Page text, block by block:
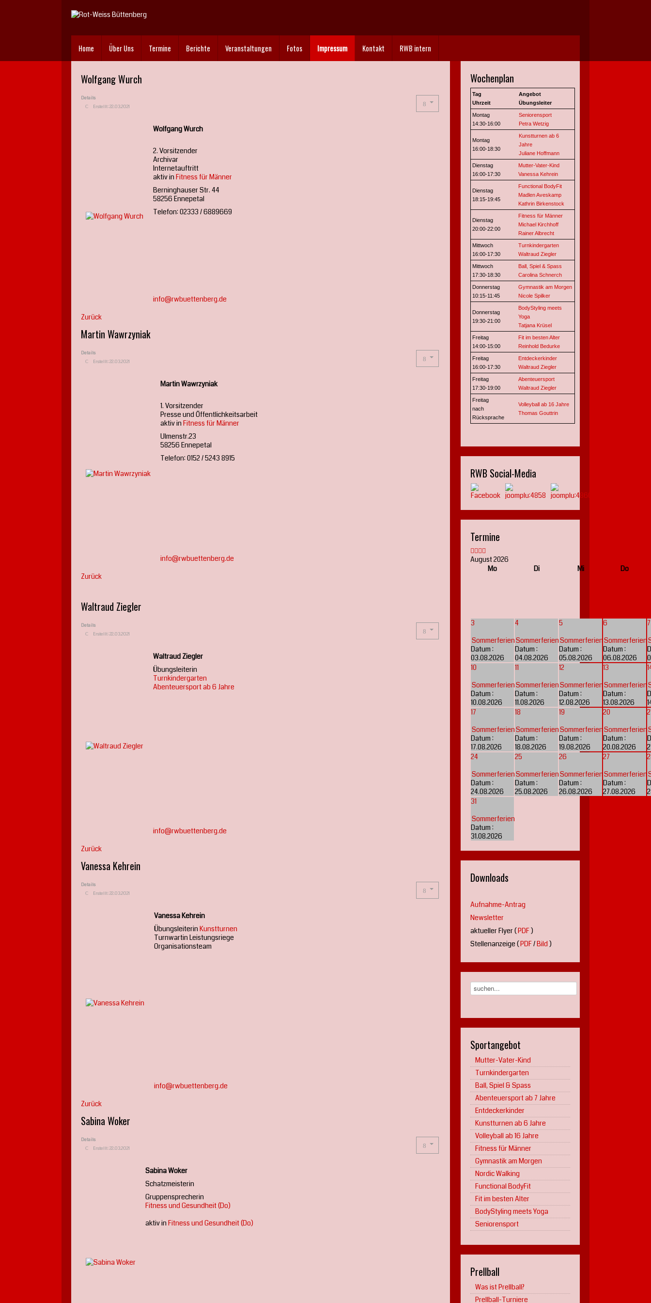
Home Über Uns Termine Berichte Veranstaltungen Fotos Impressum Kontakt RWB intern
Wolfgang Wurch
Details
Erstellt: 22.03.2021
Wolfgang Wurch
2. Vorsitzender
Archivar
Internetauftritt
aktiv in Fitness für Männer
Berninghauser Str. 44
58256 Ennepetal
Telefon: 02333 / 6889669
info@rwbuettenberg.de
Zurück
Martin Wawrzyniak
Details
Erstellt: 22.03.2021
Martin Wawrzyniak
1. Vorsitzender
Presse und Öffentlichkeitsarbeit
aktiv in Fitness für Männer
Ulmenstr.23
58256 Ennepetal
Telefon: 0152 / 5243 8915
info@rwbuettenberg.de
Zurück
Waltraud Ziegler
Details
Erstellt: 22.03.2021
Waltraud Ziegler
Übungsleiterin
Turnkindergarten
Abenteuersport ab 6 Jahre
info@rwbuettenberg.de
Zurück
Vanessa Kehrein
Details
Erstellt: 22.03.2021
Vanessa Kehrein
Übungsleiterin Kunstturnen
Turnwartin Leistungsriege
Organisationsteam
info@rwbuettenberg.de
Zurück
Sabina Woker
Details
Erstellt: 22.03.2021
Sabina Woker
Schatzmeisterin
Gruppensprecherin
Fitness und Gesundheit (Do)
aktiv in Fitness und Gesundheit (Do)
Wochenplan
Tag
Uhrzeit
Angebot
Übungsleiter
Montag
14:30-16:00
Seniorensport
Petra Wetzig
Montag
16:00-18:30
Kunstturnen ab 6
Jahre
Juliane Hoffmann
Dienstag
16:00-17:30
Mutter-Vater-Kind
Vanessa Kehrein
Dienstag
18:15-19:45
Functional BodyFit
Madlen Aveskamp
Kathrin Birkenstock
Dienstag
20:00-22:00
Fitness für Männer
Michael Kirchhoff
Rainer Albrecht
Mittwoch
16:00-17:30
Turnkindergarten
Waltraud Ziegler
Mittwoch
17:30-18:30
Ball, Spiel & Spass
Carolina Schnerch
Donnerstag
10:15-11:45
Gymnastik am Morgen
Nicole Spilker
Donnerstag
19:30-21:00
BodyStyling meets
Yoga
Tatjana Krüsel
Freitag
14:00-15:00
Fit im besten Alter
Reinhold Bedurke
Freitag
16:00-17:30
Entdeckerkinder
Waltraud Ziegler
Freitag
17:30-19:00
Abenteuersport
Waltraud Ziegler
Freitag
nach
Rücksprache
Volleyball ab 16 Jahre
Thomas Gouttrin
RWB Social-Media
Termine
August 2026
Mo
Di Mi Do
3
Sommerferien
Datum :
03.08.2026
4
Sommerferien
Datum :
04.08.2026
5
Sommerferien
Datum :
05.08.2026
6
Sommerferien
Datum :
06.08.2026
7
10
Sommerferien
Datum :
10.08.2026
11
Sommerferien
Datum :
11.08.2026
12
Sommerferien
Datum :
12.08.2026
13
Sommerferien
Datum :
13.08.2026
17
Sommerferien
Datum :
17.08.2026
18
Sommerferien
Datum :
18.08.2026
19
Sommerferien
Datum :
19.08.2026
20
Sommerferien
Datum :
20.08.2026
24
Sommerferien
Datum :
24.08.2026
25
Sommerferien
Datum :
25.08.2026
26
Sommerferien
Datum :
26.08.2026
27
Sommerferien
Datum :
27.08.2026
31
Sommerferien
Datum :
31.08.2026
Downloads
Aufnahme-Antrag
Newsletter
aktueller Flyer (PDF)
Stellenanzeige (PDF/Bild )
Sportangebot
Mutter-Vater-Kind
Turnkindergarten
Ball, Spiel & Spass
Abenteuersport ab 7 Jahre
Entdeckerkinder
Kunstturnen ab 6 Jahre
Volleyball ab 16 Jahre
Fitness für Männer
Gymnastik am Morgen
Nordic Walking
Functional BodyFit
Fit im besten Alter
BodyStyling meets Yoga
Seniorensport
Prellball
Was ist Prellball?
Prellball-Turniere